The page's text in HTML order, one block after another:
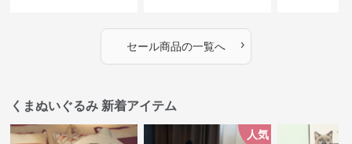
セール商品の一覧へ ›
くまぬいぐるみ 新着アイテム
人気